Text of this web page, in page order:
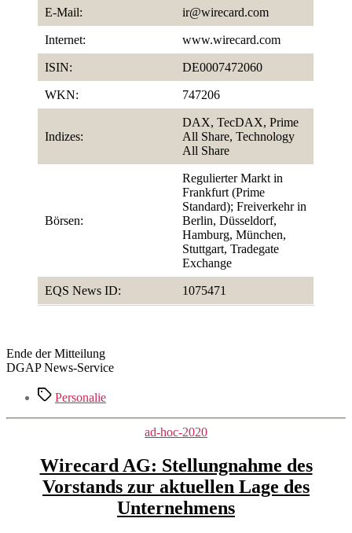
E-Mail: ir@wirecard.com
Internet: www.wirecard.com
ISIN: DE0007472060
WKN: 747206
Indizes:
DAX, TecDAX, Prime
All Share, Technology
All Share
Börsen:
Regulierter Markt in
Frankfurt (Prime
Standard); Freiverkehr in
Berlin, Düsseldorf,
Hamburg, München,
Stuttgart, Tradegate
Exchange
EQS News ID: 1075471
Ende der Mitteilung
DGAP News-Service
Schlagwörter
Personalie
Kategorien
ad-hoc-2020
Wirecard AG: Stellungnahme des
Vorstands zur aktuellen Lage des
Unternehmens